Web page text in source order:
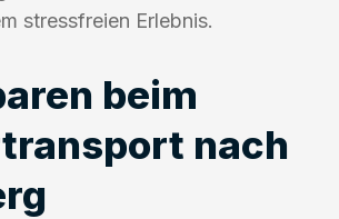
stressfreien Erlebnis.
beim
nach